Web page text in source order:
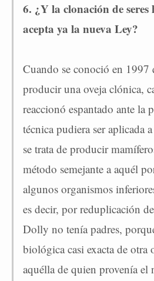
6. ¿Y la clonación de
acepta ya la nueva Ley?
Cuando se conoció en 1997
producir una oveja clónica,
reaccionó espantado ante la
técnica pudiera ser aplicada
se trata de producir
método semejante a aquél
algunos organismos
es decir, por reduplicación
Dolly no tenía padres,
biológica casi exacta de otra
aquélla de quien provenía el